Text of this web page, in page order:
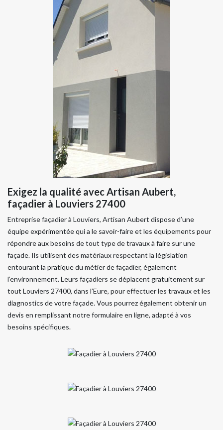
Exigez la qualité avec Artisan Aubert,
façadier à Louviers 27400
Entreprise façadier à Louviers, Artisan Aubert dispose d’une
équipe expérimentée qui a le savoir-faire et les équipements pour
répondre aux besoins de tout type de travaux à faire sur une
façade. Ils utilisent des matériaux respectant la législation
entourant la pratique du métier de façadier, également
l’environnement. Leurs façadiers se déplacent gratuitement sur
tout Louviers 27400, dans l’Eure, pour effectuer les travaux et les
diagnostics de votre façade. Vous pourrez également obtenir un
devis en remplissant notre formulaire en ligne, adapté à vos
besoins spécifiques.